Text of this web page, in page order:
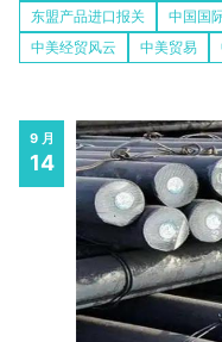
9 月
14
东盟产品进口报关 中国国
中美经贸风云
中美贸易